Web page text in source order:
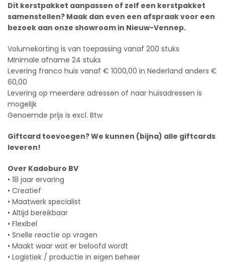
Dit kerstpakket aanpassen of zelf een kerstpakket
samenstellen? Maak dan even een afspraak voor een
bezoek aan onze showroom in Nieuw-Vennep.
Volumekorting is van toepassing vanaf 200 stuks
Minimale afname 24 stuks
Levering franco huis vanaf € 1000,00 in Nederland anders €
60,00
Levering op meerdere adressen of naar huisadressen is
mogelijk
Genoemde prijs is excl. Btw
Giftcard toevoegen? We kunnen (bijna) alle giftcards
leveren!
Over Kadoburo BV
• 18 jaar ervaring
• Creatief
• Maatwerk specialist
• Altijd bereikbaar
• Flexibel
• Snelle reactie op vragen
• Maakt waar wat er beloofd wordt
• Logistiek / productie in eigen beheer